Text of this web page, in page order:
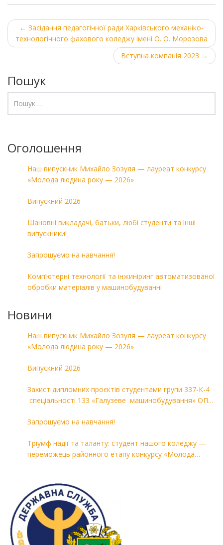
Post
navigation
← Засідання педагогічної ради Харківського механіко-
технологічного фахового коледжу імені О. О. Морозова
Вступна компанія 2023 →
Пошук
Оголошення
Наш випускник Михайло Зозуля — лауреат конкурсу
«Молода людина року — 2026»
Випускний 2026
Шановні викладачі, батьки, любі студенти та інші
випускники!
Запрошуємо на навчання!
Комп’ютерні технології та інжиніринг автоматизованої
обробки матеріалів у машинобудуванні
Новини
Наш випускник Михайло Зозуля — лауреат конкурсу
«Молода людина року — 2026»
Випускний 2026
Захист дипломних проєктів студентами групи 337-К-4
спеціальності 133 «Галузеве машинобудування» ОПП
Запрошуємо на навчання!
Тріумф надії та таланту: студент нашого коледжу —
переможець районного етапу конкурсу «Молода